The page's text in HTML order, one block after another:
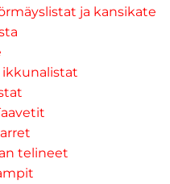
ja kansikate
ikkunalistat
telineet